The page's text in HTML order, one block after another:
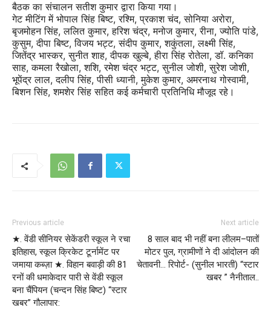
बैठक का संचालन सतीश कुमार द्वारा किया गया।
गेट मीटिंग में भोपाल सिंह बिष्ट, रश्मि, प्रकाश चंद, सोनिया अरोरा,
बृजमोहन सिंह, ललित कुमार, हरिश चंद्र, मनोज कुमार, रीना, ज्योति पांडे,
कुसुम, दीपा बिष्ट, विजय भट्ट, संदीप कुमार, शकुंतला, लक्ष्मी सिंह,
जितेंद्र भास्कर, सुनीत शाह, दीपक खुल्बे, हीरा सिंह रोतेला, डॉ. कनिका
साह, कमला रैखोला, शशि, रमेश चंद्र भट्ट, सुनील जोशी, सुरेश जोशी,
भूपेंद्र लाल, दलीप सिंह, पीसी ध्यानी, मुकेश कुमार, अमरनाथ गोस्वामी,
बिशन सिंह, शमशेर सिंह सहित कई कर्मचारी प्रतिनिधि मौजूद रहे।
Previous article
★. वेंडी सीनियर सेकेंडरी स्कूल ने रचा
इतिहास, स्कूल क्रिकेट टूर्नामेंट पर
जमाया कब्ज़ा ★. विहान बवाड़ी की 81
रनों की धमाकेदार पारी से वेंडी स्कूल
बना चैंपियन (चन्दन सिंह बिष्ट) “स्टार
खबर” गौलापार:
Next article
8 साल बाद भी नहीं बना लीलम–पातों
मोटर पुल, ग्रामीणों ने दी आंदोलन की
चेतावनी… रिपोर्ट- (सुनील भारती) “स्टार
खबर ” नैनीताल..